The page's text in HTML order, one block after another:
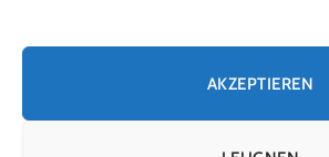
AKZEPTIEREN
hinter den Gerüchten
October 5, 2024 9,301